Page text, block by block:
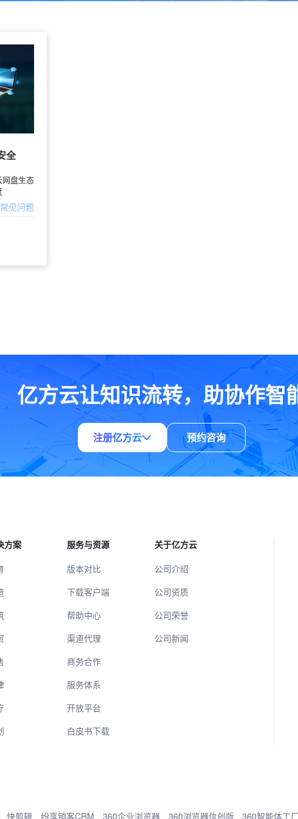
全
盘生态
常见问题
据驻留
亿方云让知识流转，助协作智
注册亿方云 预约咨询
方案
服务与资源
版本对比
下载客户端
帮助中心
渠道代理
商务合作
服务体系
开放平台
白皮书下载
关于亿方云
公司介绍
公司资质
公司荣誉
公司新闻
快剪辑 纷享销客CRM 360企业浏览器 360浏览器信创版 360智能体工